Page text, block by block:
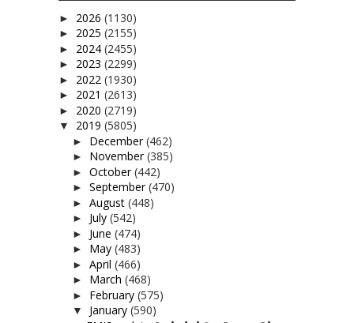
► 2026 (1130)
► 2025 (2155)
► 2024 (2455)
► 2023 (2299)
► 2022 (1930)
► 2021 (2613)
► 2020 (2719)
▼ 2019 (5805)
► December(462)
► November(385)
► October(442)
► September(470)
► August (448)
► July (542)
► June (474)
► May (483)
► April (466)
► March (468)
► February (575)
▼ January (590)